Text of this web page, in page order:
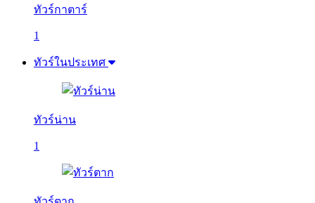
ทัวร์กาตาร์
1
ทัวร์ในประเทศ
ทัวร์น่าน
1